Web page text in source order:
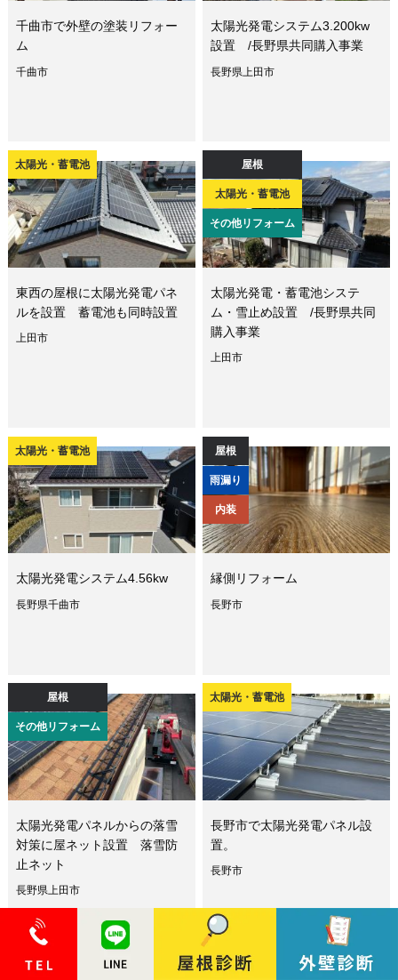
千曲市で外壁の塗装リフォー
ム
千曲市
太陽光発電システム3.200kw
設置 /長野県共同購入事業
長野県上田市
太陽光・蓄電池
東西の屋根に太陽光発電パネ
ルを設置 蓄電池も同時設置
上田市
屋根
太陽光・蓄電池
その他リフォーム
太陽光発電・蓄電池システ
ム・雪止め設置 /長野県共同
購入事業
上田市
太陽光・蓄電池
太陽光発電システム4.56kw
長野県千曲市
屋根
雨漏り
内装
縁側リフォーム
長野市
屋根
その他リフォーム
太陽光発電パネルからの落雪
対策に屋ネット設置 落雪防
止ネット
長野県上田市
太陽光・蓄電池
長野市で太陽光発電パネル設
置。
長野市